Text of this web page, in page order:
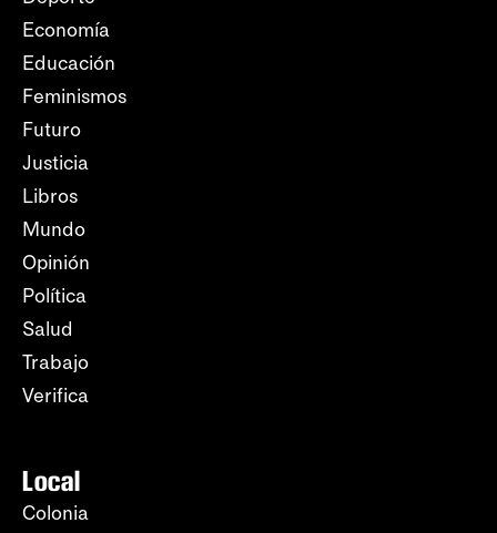
Economía
Educación
Feminismos
Futuro
Justicia
Libros
Mundo
Opinión
Política
Salud
Trabajo
Verifica
Local
Colonia